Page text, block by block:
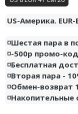
US-Америка.
◽️Шестая пара в
◽️-500р промо-код
◽️Бесплатная
◽️Вторая пара -
◽️Обмен-возврат
Nike Book
Nike LeBron
Nike Kyrie
Nike Freak
Nike KD